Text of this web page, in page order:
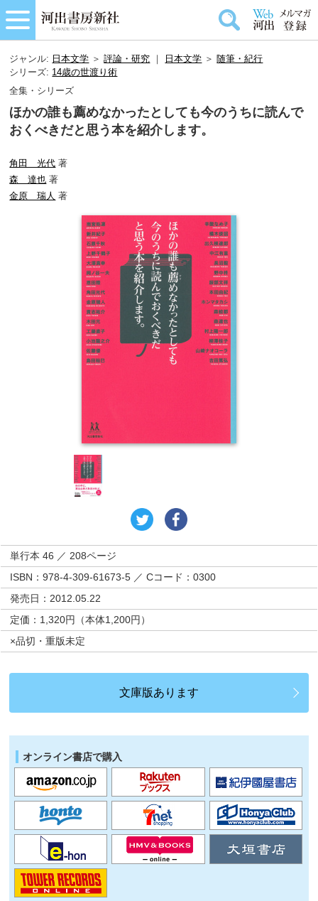
ジャンル: 日本文学 ＞評論・研究 ｜ 日本文学 ＞ 随筆・紀行
シリーズ: 14歳の世渡り術
全集・シリーズ
ほかの誰も薦めなかったとしても今のうちに読んで
おくべきだと思う本を紹介します。
角田 光代 著
森 達也 著
金原 瑞人 著
単行本 46 ／ 208ページ
ISBN：978-4-309-61673-5 ／ Cコード：0300
発売日：2012.05.22
定価：1,320円（本体1,200円）
×品切・重版未定
文庫版あります
オンライン書店で購入